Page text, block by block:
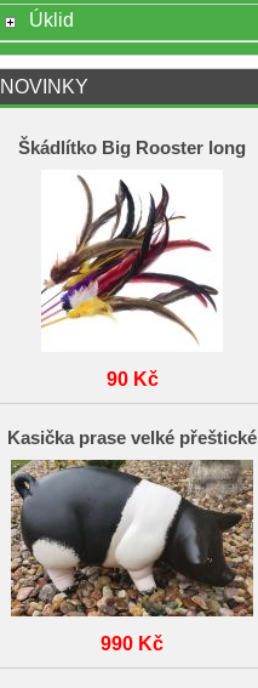
Úklid
NOVINKY
Škádlítko Big Rooster long
90 Kč
Kasička prase velké přeštické
990 Kč